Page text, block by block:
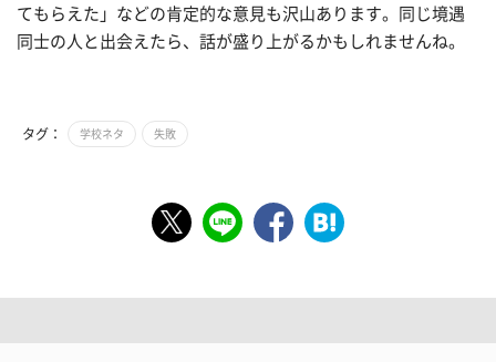
てもらえた」などの肯定的な意見も沢山あります。同じ境遇
同士の人と出会えたら、話が盛り上がるかもしれませんね。
タグ： 学校ネタ 失敗